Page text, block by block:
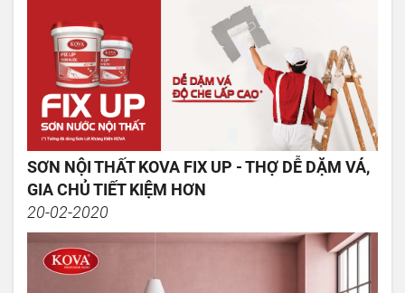
SƠN NỘI THẤT KOVA FIX UP - THỢ DỄ DẶM VÁ,
GIA CHỦ TIẾT KIỆM HƠN
20-02-2020